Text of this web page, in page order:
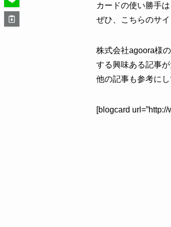
カードの使い勝手
ぜひ、こちらのサ
株式会社agoora様
する興味ある記事
他の記事も参考に
[blogcard